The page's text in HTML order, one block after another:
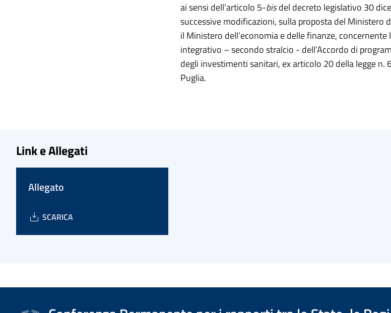
ai sensi dell’articolo 5-bisdel decreto legislativo 30
successive modificazioni, sulla proposta del Ministero
il Ministero dell’economia e delle finanze, concernente
integrativo – secondo stralcio - dell’Accordo di
degli investimenti sanitari, ex articolo 20 della legge n.
Puglia.
Link e Allegati
Allegato
SCARICA